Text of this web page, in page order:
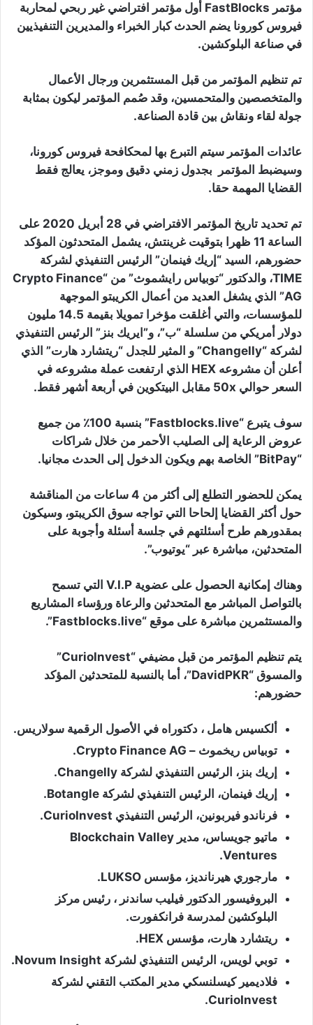
مؤتمر FastBlocks أول مؤتمر افتراضي غير ربحي لمحاربة
فيروس كورونا يضم الحدث كبار الخبراء والمديرين التنفيذيين
في صناعة البلوكشين.
تم تنظيم المؤتمر من قبل المستثمرين ورجال الأعمال
والمتخصصين والمتحمسين، وقد صُمم المؤتمر ليكون بمثابة
جولة لقاء ونقاش بين قادة الصناعة.
عائدات المؤتمر سيتم التبرع بها لمحكافحة فيروس كورونا،
وسيضبط المؤتمر بجدول زمني دقيق وموجز، يعالج فقط
القضايا المهمة حقا.
تم تحديد تاريخ المؤتمر الافتراضي في 28 أبريل 2020 على
الساعة 11 ظهرا بتوقيت غرينتش، يشمل المتحدثون المؤكد
حضورهم، السيد “إريك فينمان” الرئيس التنفيذي لشركة
TIME، والدكتور “توبياس رايشموث” من “Crypto Finance
AG” الذي يشغل العديد من أعمال الكريبتو الموجهة
للمؤسسات، والتي أغلقت مؤخرا تمويلا بقيمة 14.5 مليون
دولار أمريكي من سلسلة “ب”، و”ايريك بنز” الرئيس التنفيذي
لشركة “Changelly” و المثير للجدل “ريتشارد هارت” الذي
أعلن أن مشروعه HEX الذي ارتفعت عملة مشروعه في
السعر حوالي 50x مقابل البيتكوين في أربعة أشهر فقط.
سوف يتبرع “Fastblocks.live” بنسبة 100٪ من جميع
عروض الرعاية إلى الصليب الأحمر من خلال شراكات
“BitPay” الخاصة بهم ويكون الدخول إلى الحدث مجانيا.
يمكن للحضور التطلع إلى أكثر من 4 ساعات من المناقشة
حول أكثر القضايا إلحاحا التي تواجه سوق الكريبتو، وسيكون
بمقدورهم طرح أسئلتهم في جلسة أسئلة وأجوبة على
المتحدثين، مباشرة عبر “يوتيوب”.
وهناك إمكانية الحصول على عضوية V.I.P التي تسمح
بالتواصل المباشر مع المتحدثين والرعاة ورؤساء المشاريع
والمستثمرين مباشرة على موقع “Fastblocks.live”.
يتم تنظيم المؤتمر من قبل مضيفي “CurioInvest”
والمسوق “DavidPKR”، أما بالنسبة للمتحدثين المؤكد
حضورهم:
ألكسيس هامل ، دكتوراه في الأصول الرقمية سولاريس.
توبياس ريخموث – Crypto Finance AG.
إريك بنز، الرئيس التنفيذي لشركة Changelly.
إريك فينمان، الرئيس التنفيذي لشركة Botangle.
فرناندو فيربونين، الرئيس التنفيذي CurioInvest.
ماتيو جويساس، مدير Blockchain Valley
Ventures.
مارجوري هيرنانديز، مؤسس LUKSO.
البروفيسور الدكتور فيليب ساندنر ، رئيس مركز
البلوكشين لمدرسة فرانكفورت.
ريتشارد هارت، مؤسس HEX.
توبي لويس، الرئيس التنفيذي لشركة Novum Insight.
فلاديمير كيسلنسكي مدير المكتب التقني لشركة
CurioInvest.